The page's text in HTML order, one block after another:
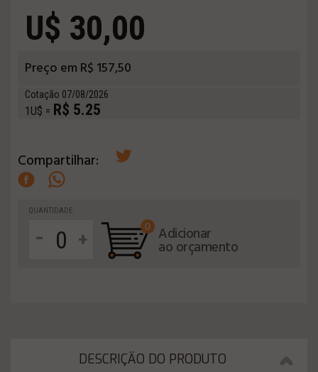
U$ 30,00
Preço em R$ 157,50
Cotação 07/08/2026
1U$ = R$ 5.25
Compartilhar:
QUANTIDADE
- +
0 Adicionar
ao orçamento
DESCRIÇÄO DO PRODUTO